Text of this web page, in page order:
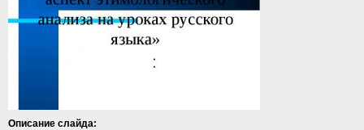
Описание слайда: